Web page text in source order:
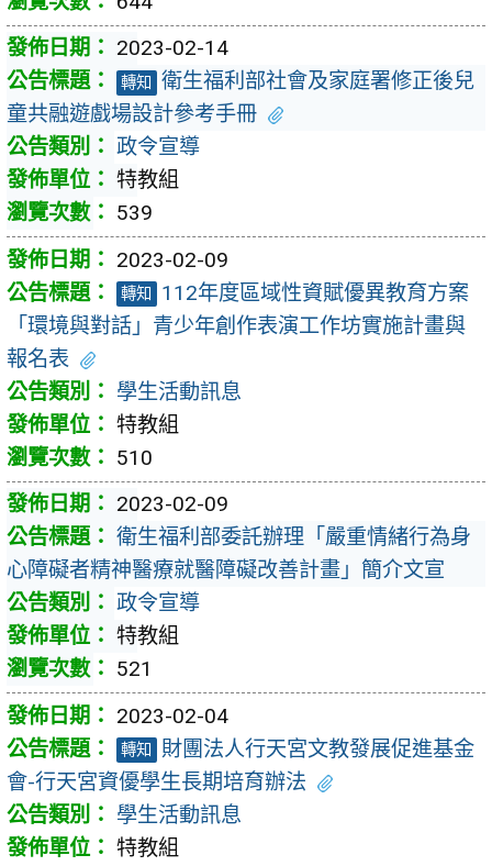
2023-02-14
轉知
衛生福利部社會及家庭署修正後兒
童共融遊戲場設計參考手冊
政令宣導
特教組
539
2023-02-09
轉知
112年度區域性資賦優異教育方案
「環境與對話」青少年創作表演工作坊實施計畫與
報名表
學生活動訊息
特教組
510
2023-02-09
衛生福利部委託辦理「嚴重情緒行為身
心障礙者精神醫療就醫障礙改善計畫」簡介文宣
政令宣導
特教組
521
2023-02-04
轉知
財團法人行天宮文教發展促進基金
會-行天宮資優學生長期培育辦法
學生活動訊息
特教組